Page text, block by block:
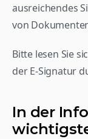
ausreichendes
von
Bitte lesen Sie
der E-Signatur
In der